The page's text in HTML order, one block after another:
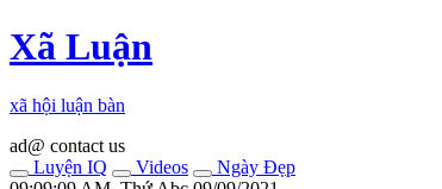
Xã Luận
xã hội luận bàn
ad@ contact us
Luyện IQ
Videos
Ngày Đẹp